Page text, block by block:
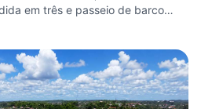
em três e passeio de barco…